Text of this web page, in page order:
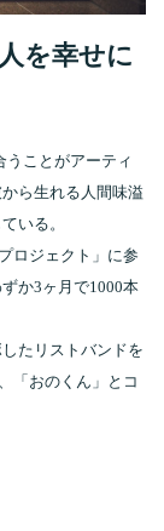
を幸せに
ことがアーティ
ら生れる人間味溢
いる。
ロジェクト」に参
か3ヶ月で1000本
たリストバンドを
「おのくん」とコ